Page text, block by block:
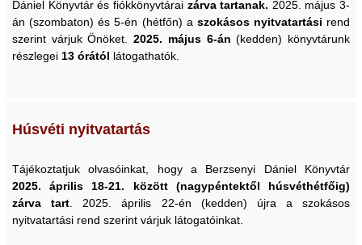
Dániel Könyvtár és fiókkönyvtárai zárva tartanak. 2025. május 3-
án (szombaton) és 5-én (hétfőn) a szokásos nyitvatartási rend
szerint várjuk Önöket.2025. május 6-án (kedden) könyvtárunk
részlegei 13 órától látogathatók.
Húsvéti nyitvatartás
Tájékoztatjuk olvasóinkat, hogy a Berzsenyi Dániel Könyvtár
2025. április 18-21. között (nagypéntektől húsvéthétfőig)
zárva tart . 2025. április 22-én (kedden) újra a szokásos
nyitvatartási rend szerint várjuk látogatóinkat.